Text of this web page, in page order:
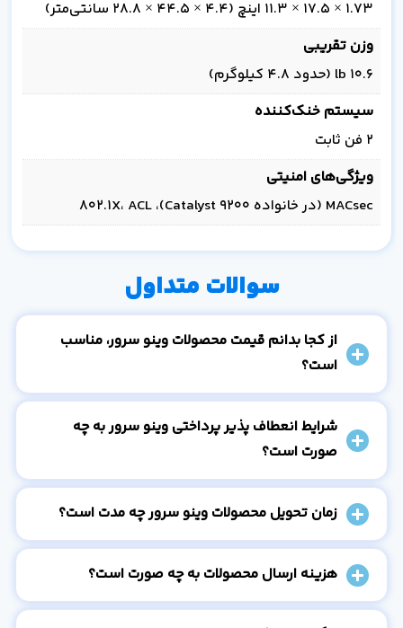
1.73 × 17.5 × 11.3 اینچ (4.4 × 44.5 × 28.8 سانتی‌متر)
وزن تقریبی
10.6 lb (حدود 4.8 کیلوگرم)
سیستم خنک‌کننده
2 فن ثابت
ویژگی‌های امنیتی
MACsec (در خانواده Catalyst 9200)، 802.1X، ACL
سوالات متداول
از کجا بدانم قیمت محصولات وینو سرور، مناسب
است؟
شرایط انعطاف پذیر پرداختی وینو سرور به چه
صورت است؟
زمان تحویل محصولات وینو سرور چه مدت است؟
هزینه ارسال محصولات به چه صورت است؟